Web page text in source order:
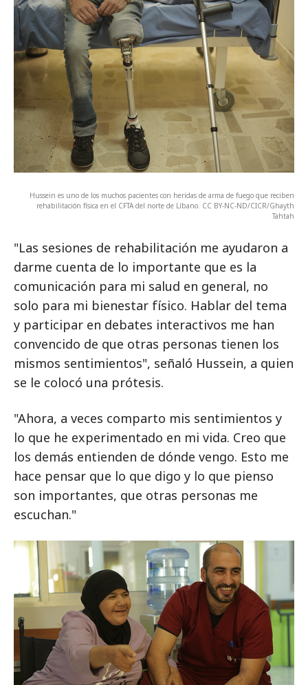
Hussein es uno de los muchos pacientes con heridas de arma de fuego que reciben
rehabilitación física en el CFTA del norte de Líbano. CC BY-NC-ND/CICR/Ghayth
Tahtah
"Las sesiones de rehabilitación me ayudaron a
darme cuenta de lo importante que es la
comunicación para mi salud en general, no
solo para mi bienestar físico. Hablar del tema
y participar en debates interactivos me han
convencido de que otras personas tienen los
mismos sentimientos", señaló Hussein, a quien
se le colocó una prótesis.
"Ahora, a veces comparto mis sentimientos y
lo que he experimentado en mi vida. Creo que
los demás entienden de dónde vengo. Esto me
hace pensar que lo que digo y lo que pienso
son importantes, que otras personas me
escuchan."